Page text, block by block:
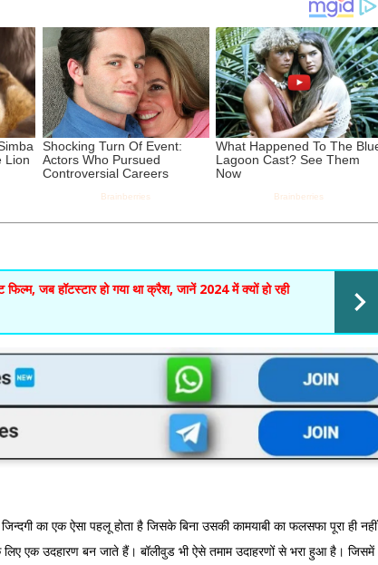
जब हॉटस्टार हो गया था क्रैश, जानें 2024 में क्यों हो रही
का एक ऐसा पहलू होता है जिसके बिना उसकी कामयाबी का फलसफा पूरा ही नहीं
एक उदहारण बन जाते हैं। बॉलीवुड भी ऐसे तमाम उदाहरणों से भरा हुआ है। जिसमें